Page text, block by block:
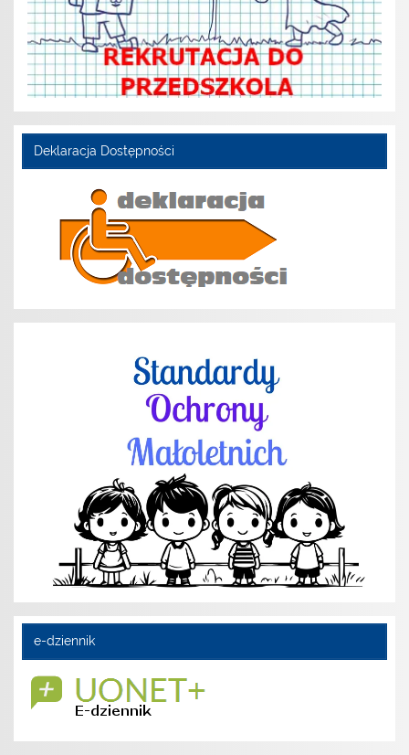
Deklaracja Dostępności
e-dziennik